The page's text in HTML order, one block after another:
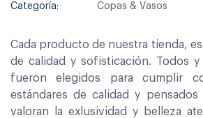
Categoría: Copas & Vasos
Cada producto de nuestra tienda,
de calidad y sofisticación. Todos
fueron elegidos para cumplir
estándares de calidad y
valoran la exlusividad y belleza